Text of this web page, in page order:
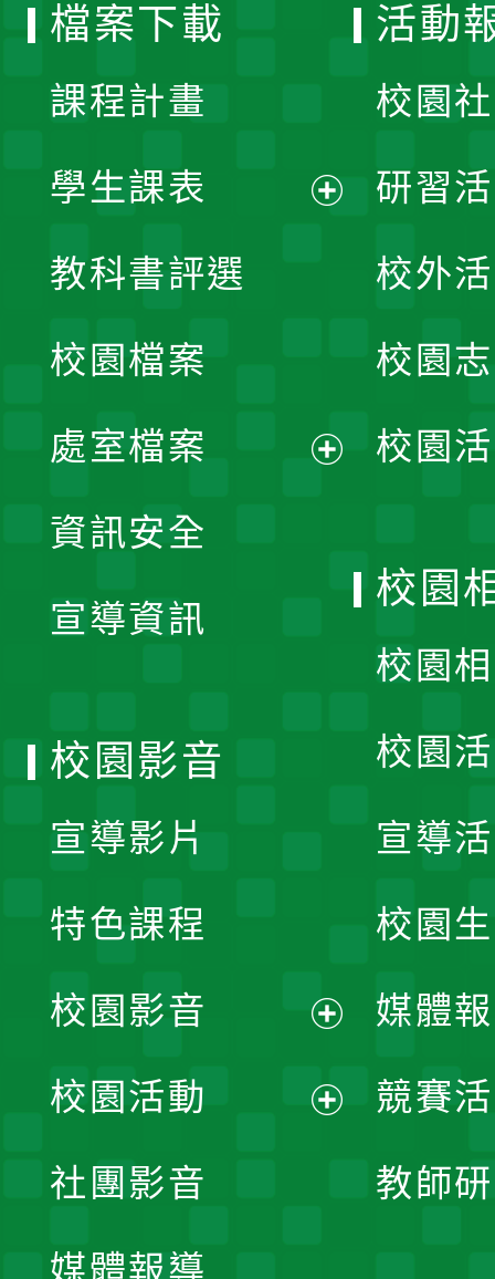
檔案下載
課程計畫
學生課表
單
教科書評選
校園檔案
處室檔案
資訊安全
宣導資訊
活動
校園
研習
校外
校園
校園
校園
校園
校園
宣導
校園
媒體
競賽
教師
校園影音
宣導影片
特色課程
校園影音
開
校園活動
社團影音
媒體報導